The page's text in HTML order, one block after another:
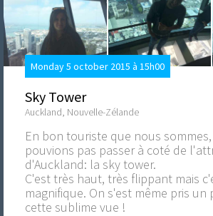
Monday 5 october 2015 à 15h00
Sky Tower
Auckland, Nouvelle-Zélande
En bon touriste que nous
pouvions pas passer à coté de
d'Auckland: la sky tower.
C'est très haut, très flippant mais
magnifique. On s'est même pris un
cette sublime vue !